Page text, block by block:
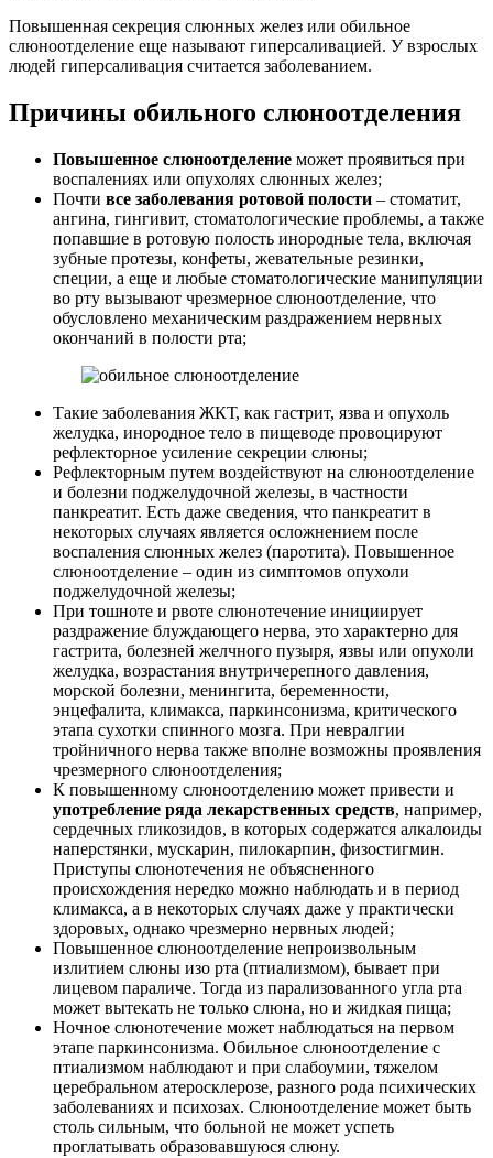
Повышенная секреция слюнных желез или обильное
слюноотделение еще называют гиперсаливацией. У взрослых
людей гиперсаливация считается заболеванием.
Причины обильного слюноотделения
Повышенное слюноотделение может проявиться при
воспалениях или опухолях слюнных желез;
Почти все заболевания ротовой полости – стоматит,
ангина, гингивит, стоматологические проблемы, а также
попавшие в ротовую полость инородные тела, включая
зубные протезы, конфеты, жевательные резинки,
специи, а еще и любые стоматологические манипуляции
во рту вызывают чрезмерное слюноотделение, что
обусловлено механическим раздражением нервных
окончаний в полости рта;
Такие заболевания ЖКТ, как гастрит, язва и опухоль
желудка, инородное тело в пищеводе провоцируют
рефлекторное усиление секреции слюны;
Рефлекторным путем воздействуют на слюноотделение
и болезни поджелудочной железы, в частности
панкреатит. Есть даже сведения, что панкреатит в
некоторых случаях является осложнением после
воспаления слюнных желез (паротита). Повышенное
слюноотделение – один из симптомов опухоли
поджелудочной железы;
При тошноте и рвоте слюнотечение инициирует
раздражение блуждающего нерва, это характерно для
гастрита, болезней желчного пузыря, язвы или опухоли
желудка, возрастания внутричерепного давления,
морской болезни, менингита, беременности,
энцефалита, климакса, паркинсонизма, критического
этапа сухотки спинного мозга. При невралгии
тройничного нерва также вполне возможны проявления
чрезмерного слюноотделения;
К повышенному слюноотделению может привести и
употребление ряда лекарственных средств, например,
сердечных гликозидов, в которых содержатся алкалоиды
наперстянки, мускарин, пилокарпин, физостигмин.
Приступы слюнотечения не объясненного
происхождения нередко можно наблюдать и в период
климакса, а в некоторых случаях даже у практически
здоровых, однако чрезмерно нервных людей;
Повышенное слюноотделение непроизвольным
излитием слюны изо рта (птиализмом), бывает при
лицевом параличе. Тогда из парализованного угла рта
может вытекать не только слюна, но и жидкая пища;
Ночное слюнотечение может наблюдаться на первом
этапе паркинсонизма. Обильное слюноотделение с
птиализмом наблюдают и при слабоумии, тяжелом
церебральном атеросклерозе, разного рода психических
заболеваниях и психозах. Слюноотделение может быть
столь сильным, что больной не может успеть
проглатывать образовавшуюся слюну.